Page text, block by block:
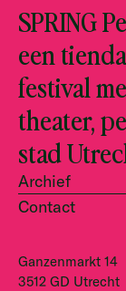
SPRING
een
festival
theater,
stad
Archief
Contact
Ganzenmarkt 14
3512 GD Utrecht